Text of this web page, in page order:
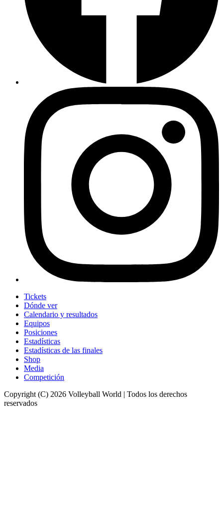
Tickets
Dónde ver
Calendario y resultados
Equipos
Posiciones
Estadísticas
Estadísticas de las finales
Shop
Media
Competición
Copyright (C) 2026 Volleyball World | Todos los derechos
reservados